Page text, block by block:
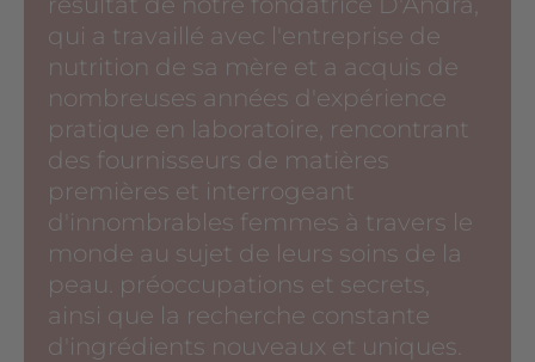
qui a travaillé avec l'entreprise de
nutrition de sa mère et a acquis de
nombreuses années d'expérience
pratique en laboratoire, rencontrant
des fournisseurs de matières
premières et interrogeant
d'innombrables femmes à travers le
monde au sujet de leurs soins de la
peau. préoccupations et secrets,
ainsi que la recherche constante
d'ingrédients nouveaux et uniques.